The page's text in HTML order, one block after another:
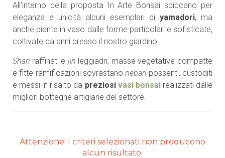
All'interno della proposta In Arte Bonsai spiccano per
eleganza e unicità alcuni esemplari di yamadori, ma
anche piante in vaso dalle forme particolari e sofisticate,
coltivate da anni presso il nostro giardino.
Shariraffinati e jin leggiadri, masse vegetative compatte
e fitte ramificazioni sovrastanonebari possenti, custoditi
e messi in risalto da preziosi vasi bonsairealizzati dalle
migliori botteghe artigiane del settore.
Attenzione! I criteri selezionati non producono
alcun risultato.